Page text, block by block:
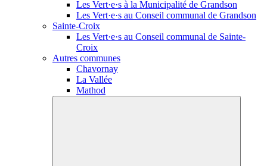
Les Vert·e·s à la Municipalité de Grandson
Les Vert·e·s au Conseil communal de Grandson
Sainte-Croix
Les Vert·e·s au Conseil communal de Sainte-
Croix
Autres communes
Chavornay
La Vallée
Mathod